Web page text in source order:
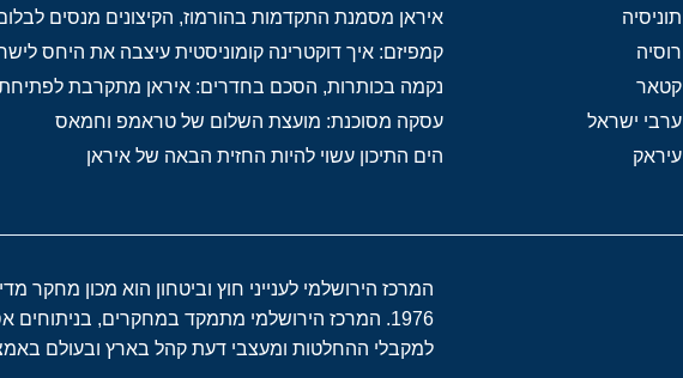
תוניסיה
רוסיה
קטאר
ערבי ישראל
עיראק
איראן מסמנת התקדמות בהורמוז, הקיצונים מנסים
קמפיזם: איך דוקטרינה קומוניסטית עיצבה את היחס
נקמה בכותרות, הסכם בחדרים: איראן מתקרבת לפתיחת
עסקה מסוכנת: מועצת השלום של טראמפ וחמאס
הים התיכון עשוי להיות החזית הבאה של איראן
המרכז הירושלמי לענייני חוץ וביטחון הוא מכון מחקר
1976. המרכז הירושלמי מתמקד במחקרים,
למקבלי ההחלטות ומעצבי דעת קהל בארץ ובעולם